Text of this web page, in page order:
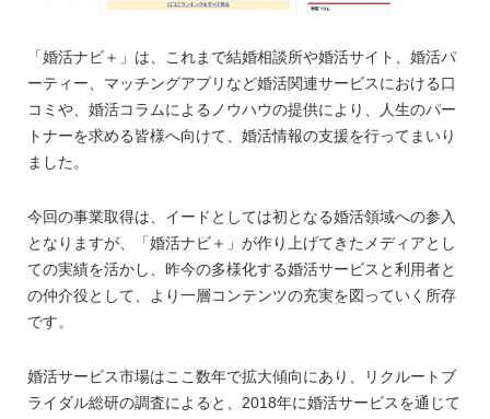
「婚活ナビ＋」は、これまで結婚相談所や婚活サイト、婚活パ
ーティー、マッチングアプリなど婚活関連サービスにおける口
コミや、婚活コラムによるノウハウの提供により、人生のパー
トナーを求める皆様へ向けて、婚活情報の支援を行ってまいり
ました。
今回の事業取得は、イードとしては初となる婚活領域への参入
となりますが、「婚活ナビ＋」が作り上げてきたメディアとし
ての実績を活かし、昨今の多様化する婚活サービスと利用者と
の仲介役として、より一層コンテンツの充実を図っていく所存
です。
婚活サービス市場はここ数年で拡大傾向にあり、リクルートブ
ライダル総研の調査によると、2018年に婚活サービスを通じて